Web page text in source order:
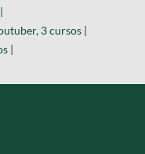
3 cursos |
|